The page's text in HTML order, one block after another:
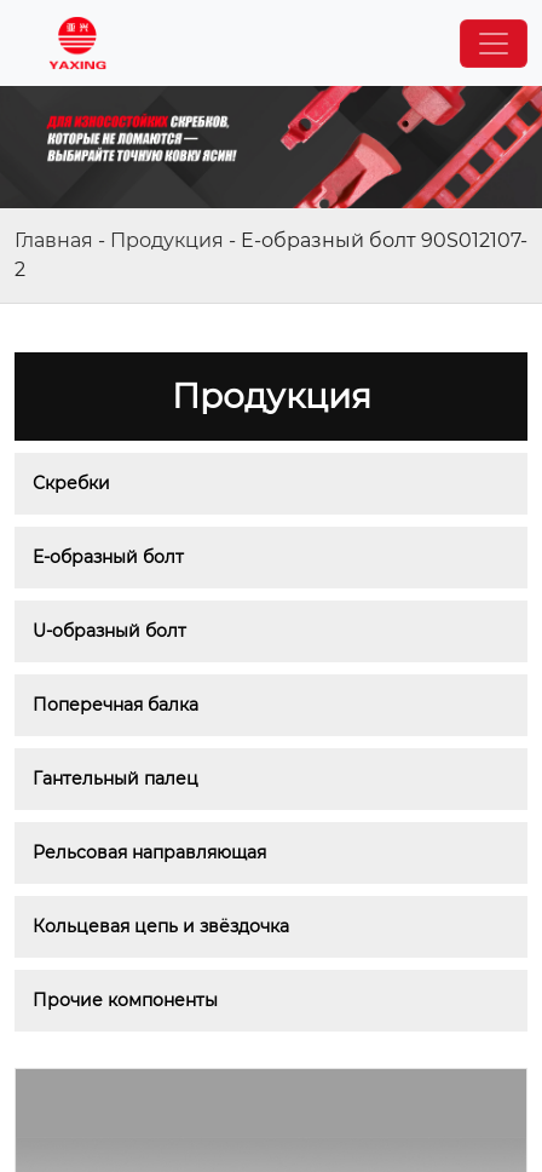
Главная - Продукция - E-образный болт 90S012107-
2
Продукция
Скребки
E-образный болт
U-образный болт
Поперечная балка
Гантельный палец
Рельсовая направляющая
Кольцевая цепь и звёздочка
Прочие компоненты